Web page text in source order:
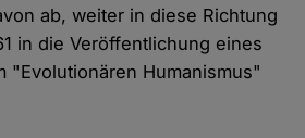
ab, weiter in diese Richtung
in die Veröffentlichung eines
"Evolutionären Humanismus"